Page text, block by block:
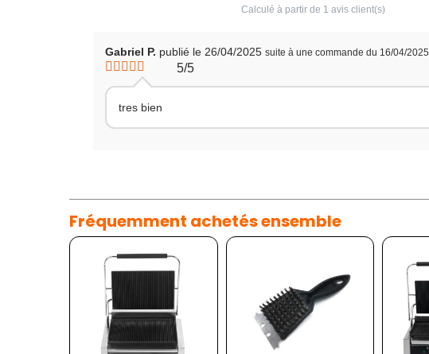
Calculé à partir de 1 avis client(s)
Gabriel P. publié le 26/04/2025 suite à une commande du 16/04/2025
5/5
tres bien
Fréquemment achetés ensemble